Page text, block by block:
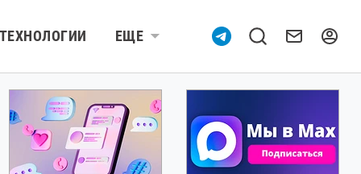
ТЕХНОЛОГИИ ЕЩЕ